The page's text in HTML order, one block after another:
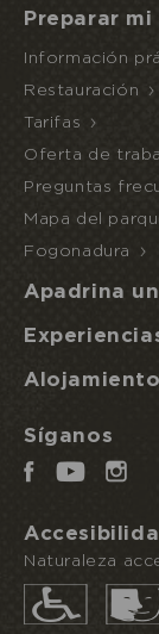
Preparar
Información
Restauración
Tarifas
Oferta de
Preguntas
Mapa del
Fogonadura
Apadrina
Alojamiento
Síganos
Naturaleza